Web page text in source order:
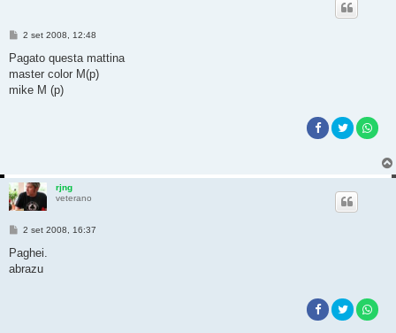
M
s
a
g
2 set 2008, 12:48
Pagato questa mattina
master color M(p)
mike M (p)
rjng
veterano
M
s
a
2 set 2008, 16:37
Paghei.
abrazu